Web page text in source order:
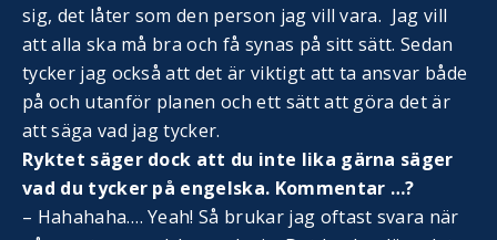
sig, det låter som den person jag vill vara. Jag vill
att alla ska må bra och få synas på sitt sätt. Sedan
tycker jag också att det är viktigt att ta ansvar både
på och utanför planen och ett sätt att göra det är
att säga vad jag tycker.
Ryktet säger dock att du inte lika gärna säger
vad du tycker på engelska. Kommentar …?
– Hahahaha…. Yeah! Så brukar jag oftast svara när